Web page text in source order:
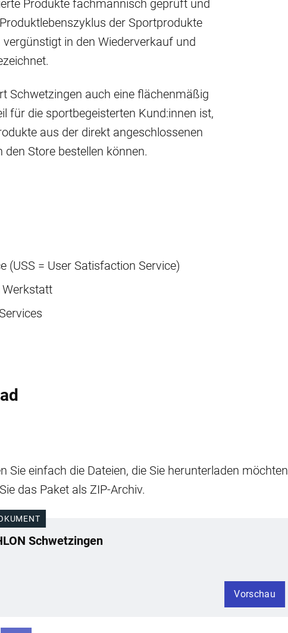
Produkte fachmännisch geprüft und
der Sportprodukte
in den Wiederverkauf und
Schwetzingen auch eine flächenmäßig
für die sportbegeisterten Kund:innen ist,
aus der direkt angeschlossenen
Store bestellen können.
(USS = User Satisfaction Service)
einfach die Dateien, die Sie herunterladen möchten
das Paket als ZIP-Archiv.
Schwetzingen
Vorschau